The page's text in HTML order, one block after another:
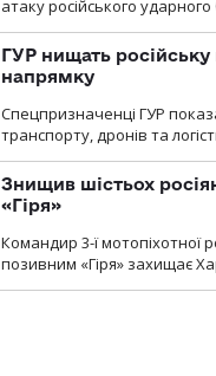
атаку російського
ГУР нищать російську
напрямку
Спецпризначенці ГУР
транспорту, дронів та
Знищив шістьох
«Гіря»
Командир 3-ї мотопіхотної
позивним «Гіря» захищає